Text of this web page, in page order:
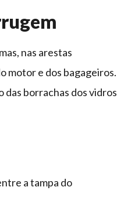
nas arestas
motor e dos bagageiros.
das borrachas dos vidros
a tampa do